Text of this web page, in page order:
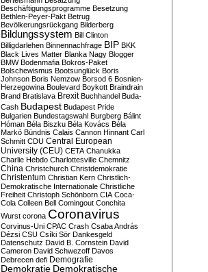
Beschäftigungsprogramme Besetzung
Bethlen-Peyer-Pakt Betrug
Bevölkerungsrückgang Bilderberg
Bildungssystem Bill Clinton
Billigdarlehen Binnennachfrage BIP BKK
Black Lives Matter Blanka Nagy Blogger
BMW Bodenmafia Bokros-Paket
Bolschewismus Bootsunglück Boris
Johnson Boris Nemzow Borsod 6 Bosnien-
Herzegowina Boulevard Boykott Braindrain
Brand Bratislava Brexit Buchhandel Buda-
Cash Budapest Budapest Pride
Bulgarien Bundestagswahl Burgberg Bálint
Hóman Béla Biszku Béla Kovács Béla
Markó Bündnis Calais Cannon Hinnant Carl
Schmitt CDU Central European
University (CEU) CETA Chanukka
Charlie Hebdo Charlottesville Chemnitz
China Christchurch Christdemokratie
Christentum Christian Kern Christlich-
Demokratische Internationale Christliche
Freiheit Christoph Schönborn CIA Coca-
Cola Colleen Bell Comingout Conchita
Wurst corona Coronavirus
Corvinus-Uni CPAC Crash Csaba András
Dézsi CSU Csíki Sör Dankesgeld
Datenschutz David B. Cornstein David
Cameron David Schwezoff Davos
Debrecen defi Demografie
Demokratie Demokratische